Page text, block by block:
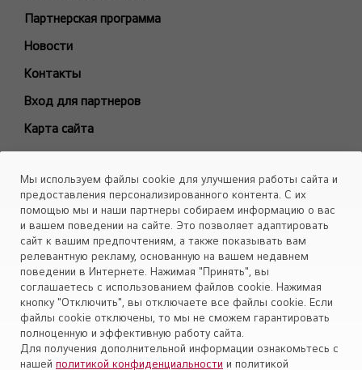
Модели снятые с производства
БЫТОВЫЕ СПЛИТ-СИСТЕМЫ
ARTCOOL Mirror
ARTCOOL Objet Green
Deluxe Pro
Air PuriCare
Evo Max
Eco Smart
Look Smart
ProCool
Mega Dual Plus
Партнерская программа
Новости
Контакты
Вход для партнеров
Карта сайта
Скачать
Объекты
Установите приложение «Cервис кондиционеров LG Aircon»
Мы используем файлы cookie для улучшения работы сайта и
предоставления персонализированного контента. С их
помощью мы и наши партнеры собираем информацию о вас
и вашем поведении на сайте. Это позволяет адаптировать
сайт к вашим предпочтениям, а также показывать вам
релевантную рекламу, основанную на вашем недавнем
поведении в Интернете. Нажимая "Принять", вы
соглашаетесь с использованием файлов cookie. Нажимая
кнопку "Отключить", вы отключаете все файлы cookie. Если
файлы cookie отключены, то мы не сможем гарантировать
полноценную и эффективную работу сайта.
Для получения дополнительной информации ознакомьтесь с
нашей политикой конфиденциальности и политикой